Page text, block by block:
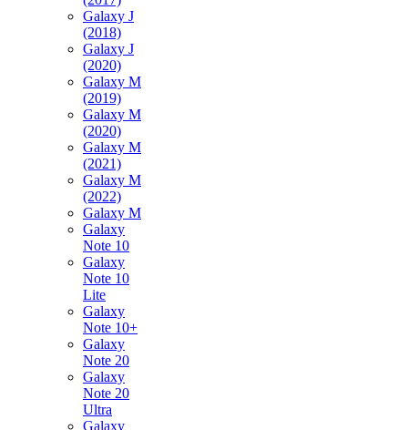
Galaxy J
(2018)
Galaxy J
(2020)
Galaxy M
(2019)
Galaxy M
(2020)
Galaxy M
(2021)
Galaxy M
(2022)
Galaxy M
Galaxy
Note 10
Galaxy
Note 10
Lite
Galaxy
Note 10+
Galaxy
Note 20
Galaxy
Note 20
Ultra
Galaxy